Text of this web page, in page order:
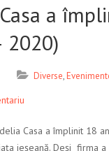
a
2020)
Diverse,
Casa a împlinit 18
ieșeană. Deși firma